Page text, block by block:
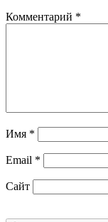
Комментарий *
Имя *
Email *
Сайт